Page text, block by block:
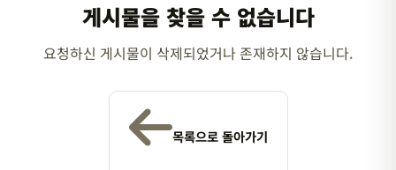
게시물을 찾을 수 없습니다
요청하신 게시물이 삭제되었거나 존재하지 않습니다.
목록으로 돌아가기